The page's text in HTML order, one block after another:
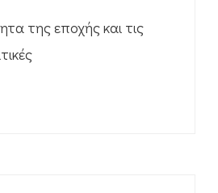
της εποχής και τις